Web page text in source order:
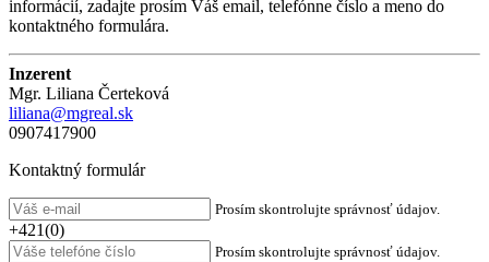
informácií, zadajte prosím Váš email, telefónne číslo a meno do
kontaktného formulára.
Inzerent
Mgr. Liliana Čerteková
liliana@mgreal.sk
0907417900
Kontaktný formulár
Prosím skontrolujte správnosť údajov.
+421(0)
Prosím skontrolujte správnosť údajov.